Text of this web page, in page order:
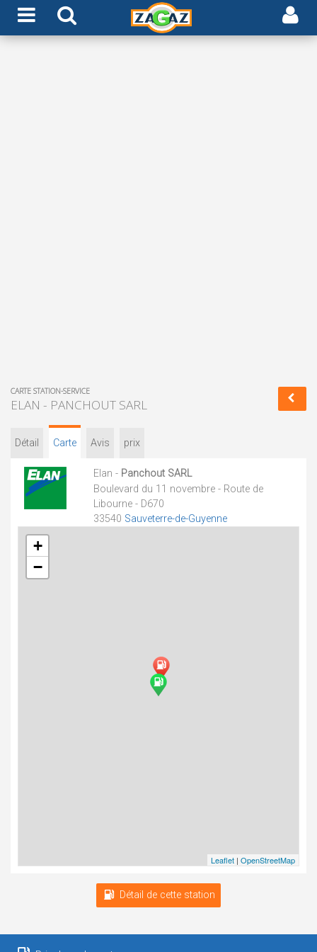
CARTE STATION-SERVICE
ELAN - PANCHOUT SARL
Détail Carte Avis prix
Elan - Panchout SARL
Boulevard du 11 novembre - Route de
Libourne - D670
33540 Sauveterre-de-Guyenne
+
−
Leaflet | OpenStreetMap
Détail de cette station